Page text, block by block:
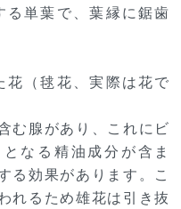
単葉で、葉縁に鋸歯
（毬花、実際は花で
む腺があり、これにビ
なる精油成分が含ま
る効果があります。こ
れるため雄花は引き抜